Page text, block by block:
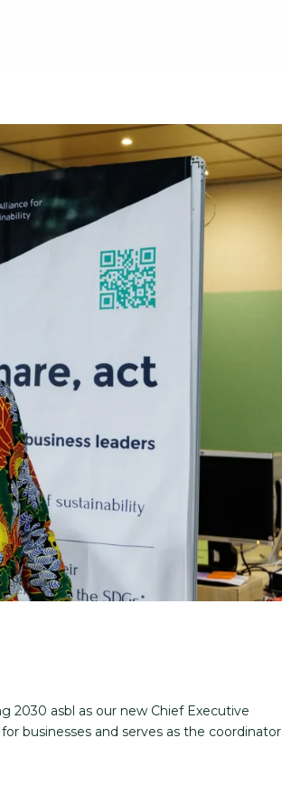
2030 asbl as our new Chief Executive
businesses and serves as the coordinator